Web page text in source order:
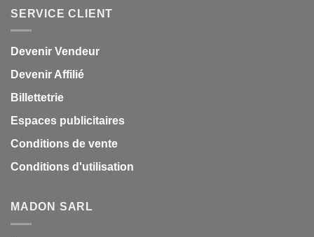
SERVICE CLIENT
Devenir Vendeur
Devenir Affilié
Billettetrie
Espaces publicitaires
Conditions de vente
Conditions d'utilisation
MADON SARL